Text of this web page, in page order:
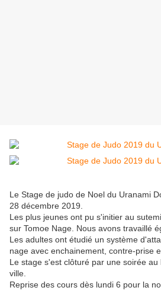
Le Stage de judo de Noel du Uranami
28 décembre 2019.
Les plus jeunes ont pu s'initier au
sur Tomoe Nage. Nous avons travaillé
Les adultes ont étudié un système
nage avec enchainement, contre-prise
Le stage s'est clôturé par une soirée
ville.
Reprise des cours dès lundi 6 pour la